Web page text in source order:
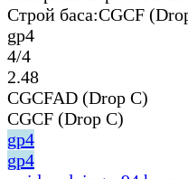
Строй баса:CGCF
gp4
4/4
2.48
CGCFAD (Drop C)
CGCF (Drop C)
gp4
gp4